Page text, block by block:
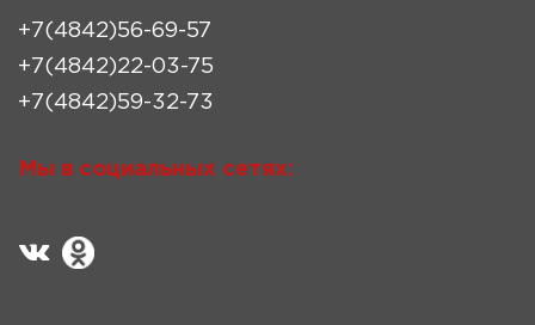
+7(4842)56-69-57
+7(4842)22-03-75
+7(4842)59-32-73
Мы в социальных сетях: